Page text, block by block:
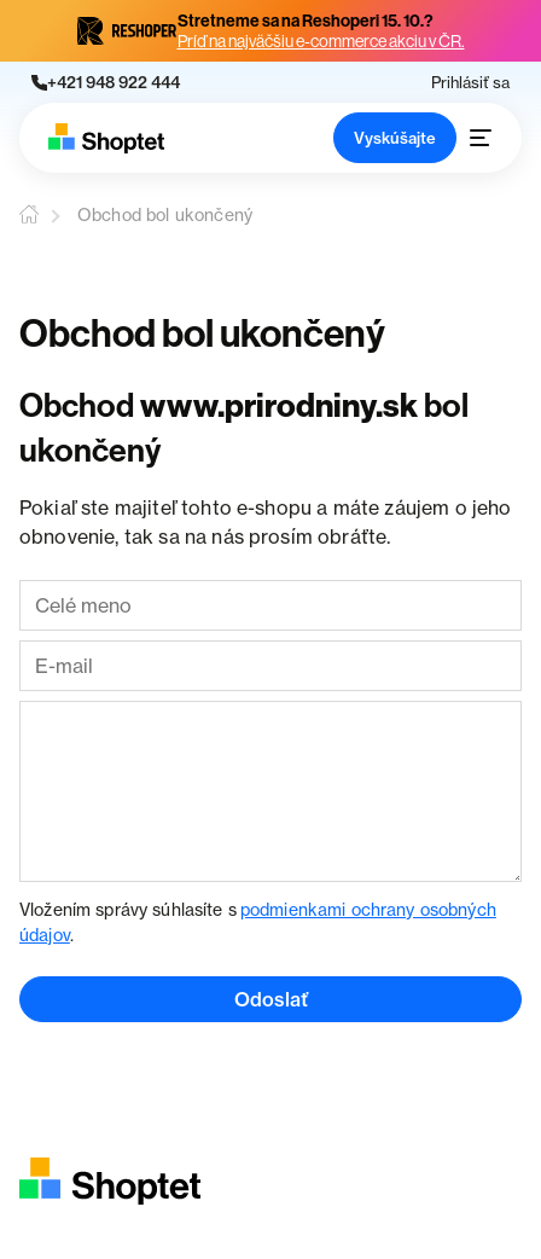
Stretneme sa na Reshoperi 15. 10.?
Príď na najväčšiu e-commerce akciu v ČR.
+421 948 922 444 Prihlásiť sa
Vyskúšajte
Obchod bol ukončený
Obchod bol ukončený
Obchodwww.prirodniny.skbol
ukončený
Pokiaľ ste majiteľ tohto e-shopu a máte záujem o jeho
obnovenie, tak sa na nás prosím obráťte.
Vložením správy súhlasíte spodmienkami ochrany osobných
údajov.
Odoslať